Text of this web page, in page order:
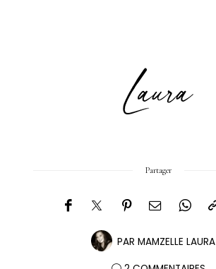
Partager
PAR MAMZELLE LAURA